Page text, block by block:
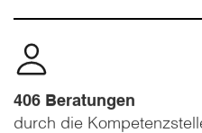
406 Beratungen
durch die